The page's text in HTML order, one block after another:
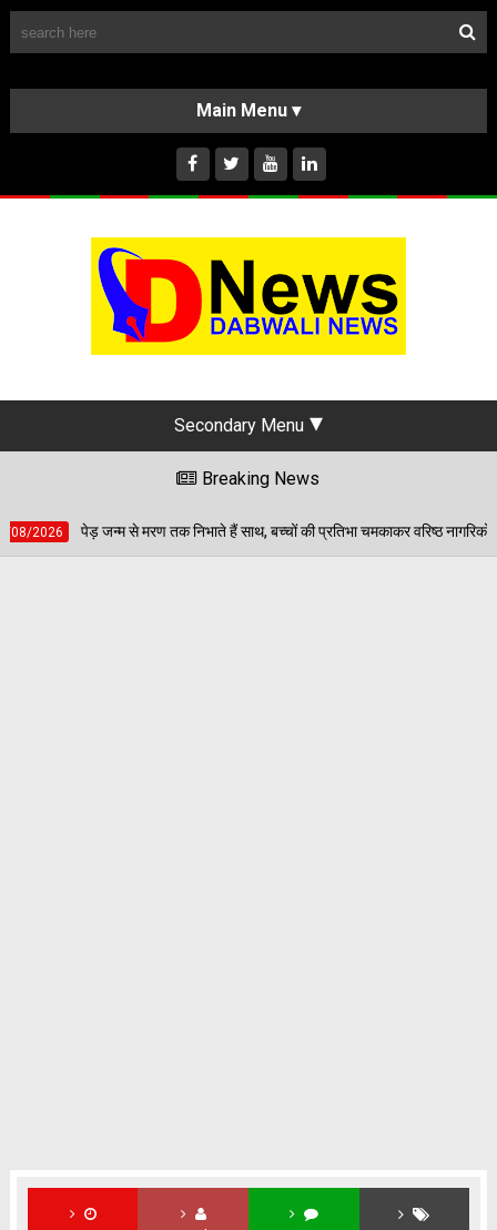
HOME
ABOUT US
INSTAGRAM
Secondary Menu
Breaking News
हैं साथ, बच्चों की प्रतिभा चमकाकर वरिष्ठ नागरिकों ने दिया पर्यावरण संरक्षण का संदेश